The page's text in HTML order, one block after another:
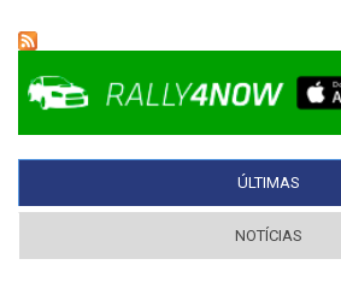
ÚLTIMAS
NOTÍCIAS